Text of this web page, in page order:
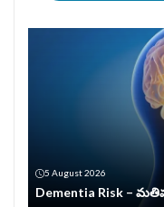
5 August 2026
Dementia Risk –